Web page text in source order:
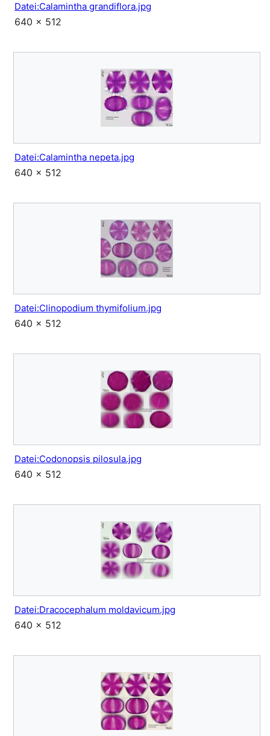
Datei:Calamintha grandiflora.jpg
640 × 512
Datei:Calamintha nepeta.jpg
640 × 512
Datei:Clinopodium thymifolium.jpg
640 × 512
Datei:Codonopsis pilosula.jpg
640 × 512
Datei:Dracocephalum moldavicum.jpg
640 × 512